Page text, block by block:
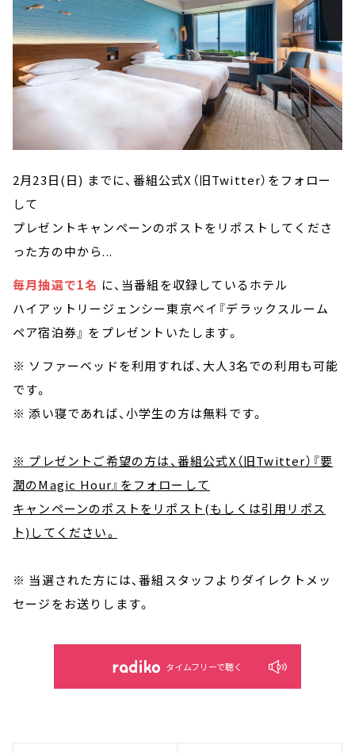
2月23日(日) までに、番組公式X（旧Twitter）をフォロー
して
プレゼントキャンペーンのポストをリポストしてくださ
った方の中から...
毎月抽選で1名 に、当番組を収録しているホテル
ハイアットリージェンシー東京ベイ『デラックスルーム
ペア宿泊券』 をプレゼントいたします。
※ ソファーベッドを利用すれば、大人3名での利用も可能
です。
※ 添い寝であれば、小学生の方は無料です。
※ プレゼントご希望の方は、番組公式X（旧Twitter）『要
潤のMagic Hour』をフォローして
キャンペーンのポストをリポスト(もしくは引用リポス
ト)してください。
※ 当選された方には、番組スタッフよりダイレクトメッ
セージをお送りします。
タイムフリーで聴く